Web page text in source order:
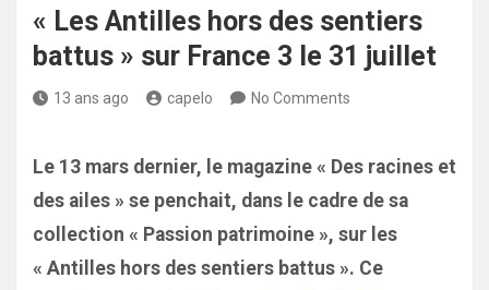
« Les Antilles hors des sentiers
battus » sur France 3 le 31 juillet
13 ans ago capelo No Comments
Le 13 mars dernier, le magazine « Des racines et
des ailes » se penchait, dans le cadre de sa
collection « Passion patrimoine », sur les
« Antilles hors des sentiers battus ». Ce